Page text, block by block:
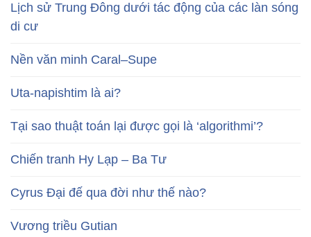
Lịch sử Trung Đông dưới tác động của các làn sóng
di cư
Nền văn minh Caral–Supe
Uta-napishtim là ai?
Tại sao thuật toán lại được gọi là ‘algorithmi’?
Chiến tranh Hy Lạp – Ba Tư
Cyrus Đại đế qua đời như thế nào?
Vương triều Gutian